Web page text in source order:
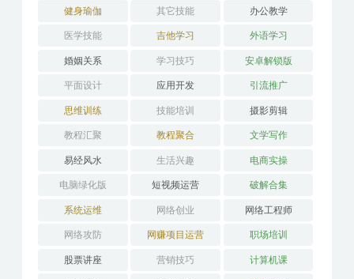
健身瑜伽 其它技能 办公教学
医学技能 吉他学习 外语学习
婚姻关系 学习技巧 安卓解锁版
平面设计 应用开发 引流推广
思维训练 技能培训 摄影剪辑
教程汇聚 教程聚合 文学写作
易经风水 生活兴趣 电商实操
电脑绿化版 短视频运营 破解合集
系统运维 网络创业 网络工程师
网络攻防 网赚项目运营 职场培训
股票讲座 营销技巧 计算机课